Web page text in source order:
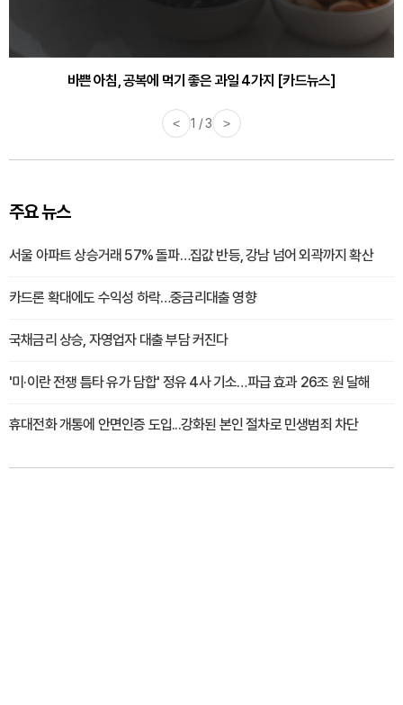
바쁜 아침, 공복에 먹기 좋은 과일 4가지 [카드뉴스]
< 1 / 3 >
주요 뉴스
서울 아파트 상승거래 57% 돌파…집값 반등, 강남 넘어 외곽까지 확산
카드론 확대에도 수익성 하락…중금리대출 영향
국채금리 상승, 자영업자 대출 부담 커진다
'미·이란 전쟁 틈타 유가 담합' 정유 4사 기소…파급 효과 26조 원 달해
휴대전화 개통에 안면인증 도입...강화된 본인 절차로 민생범죄 차단